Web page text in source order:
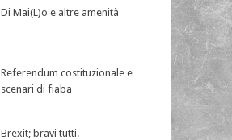
Di Mai(L)o e altre amenità
Referendum costituzionale e
scenari di fiaba
Brexit; bravi tutti.